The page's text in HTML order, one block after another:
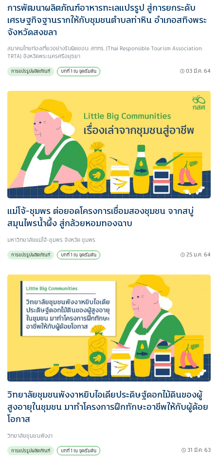
การพัฒนาผลิตภัณฑ์อาหารทะเลแปรรูป สู่การยกระดับ
เศรษฐกิจฐานรากให้กับชุมชนตำบลท่าหิน อำเภอสทิงพระ
จังหวัดสงขลา
สมาคมไทยท่องเที่ยวอย่างรับผิดชอบ: สททร. (Thai Responsible Tourism Association:
TRTA) จังหวัดพระนครศรีอยุธยา
การแปรรูปผลิตภัณฑ์ บทที่ 1 ณ จุดเริ่มต้น 03 มี.ค. 64
แม่โจ้-ชุมพร ต่อยอดโครงการเชื่อมสองชุมชน จากสบู่
สมุนไพรน้ำผึ้ง สู่กล้วยหอมทองฉาบ
มหาวิทยาลัยแม่โจ้-ชุมพร จังหวัด ชุมพร
การแปรรูปผลิตภัณฑ์ บทที่ 1 ณ จุดเริ่มต้น 25 ม.ค. 64
วิทยาลัยชุมชนพังงาหยิบไอเดียประดิษฐ์ดอกไม้ดินของผู้
สูงอายุในชุมชน มาทำโครงการฝึกทักษะอาชีพให้กับผู้ด้อย
โอกาส
วิทยาลัยชุมชนพังงา
การแปรรูปผลิตภัณฑ์ บทที่ 1 ณ จุดเริ่มต้น 31 มี.ค. 63